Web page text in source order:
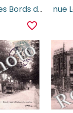
Le Perreux-Plage, Les Bords de la Marne
favorite_border